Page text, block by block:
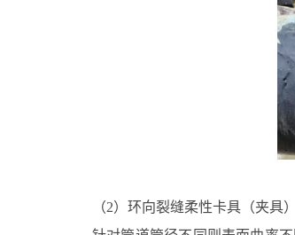
（2）环向裂缝柔性卡具（夹具）